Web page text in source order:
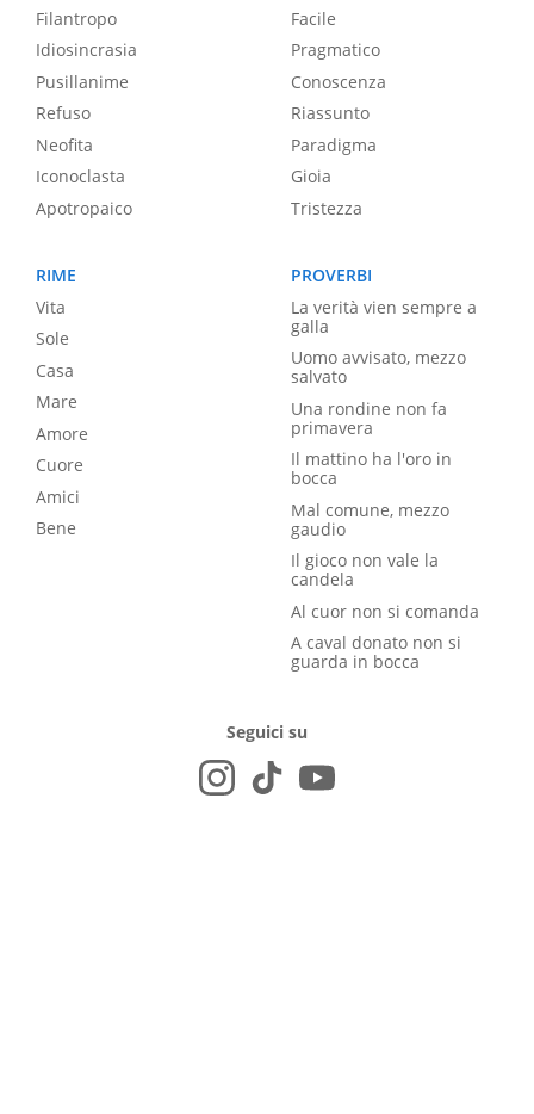
Filantropo
Idiosincrasia
Pusillanime
Refuso
Neofita
Iconoclasta
Apotropaico
Facile
Pragmatico
Conoscenza
Riassunto
Paradigma
Gioia
Tristezza
RIME
Vita
Sole
Casa
Mare
Amore
Cuore
Amici
Bene
PROVERBI
La verità vien sempre a
galla
Uomo avvisato, mezzo
salvato
Una rondine non fa
primavera
Il mattino ha l'oro in
bocca
Mal comune, mezzo
gaudio
Il gioco non vale la
candela
Al cuor non si comanda
A caval donato non si
guarda in bocca
Seguici su